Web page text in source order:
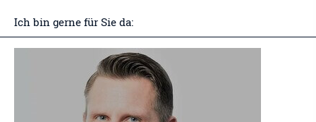
Ich bin gerne für Sie da: